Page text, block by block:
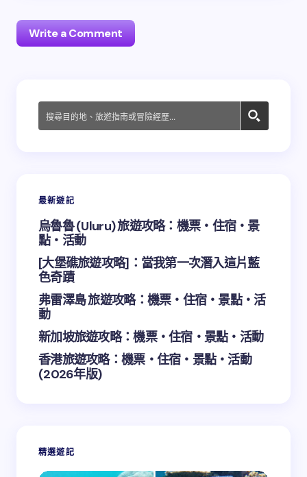
Write a Comment
發佈留言必須填寫的電子郵件地址不會公開。 必填欄位
標示為*
Your Comment *
Email *
Save my name and email in this browser for the
next time I comment.
最新遊記
烏魯魯 (Uluru) 旅遊攻略：機票・住宿・景
點・活動
[大堡礁旅遊攻略]：當我第一次潛入這片藍
色奇蹟
弗雷澤島 旅遊攻略：機票・住宿・景點・活
動
新加坡旅遊攻略：機票・住宿・景點・活動
香港旅遊攻略：機票・住宿・景點・活動
(2026年版)
精選遊記